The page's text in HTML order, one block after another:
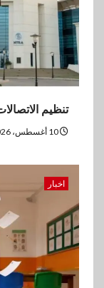
4
5
تنظيم
اخبار